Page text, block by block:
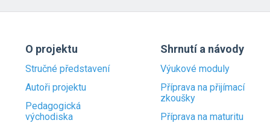
O projektu
Stručné představení
Autoři projektu
Pedagogická
východiska
Shrnutí a návody
Výukové moduly
Příprava na přijímací
zkoušky
Příprava na maturitu